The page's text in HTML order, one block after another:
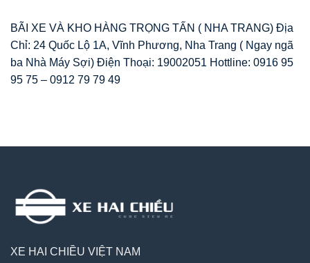
BÃI XE VÀ KHO HÀNG TRỌNG TẤN ( NHA TRANG) Địa
Chỉ: 24 Quốc Lộ 1A, Vĩnh Phương, Nha Trang ( Ngay ngã
ba Nhà Máy Sợi) Điện Thoại: 19002051 Hottline: 0916 95
95 75 – 0912 79 79 49
XE HAI CHIỀU VIỆT NAM